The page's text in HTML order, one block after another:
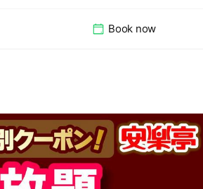
Book now